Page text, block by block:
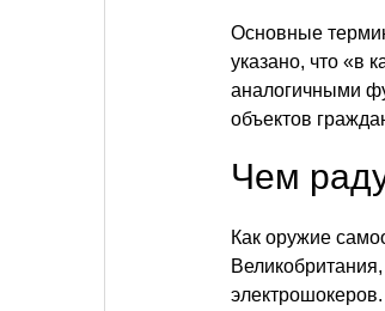
Основные
указано, что «в
аналогичными
объектов
Чем
Как оружие